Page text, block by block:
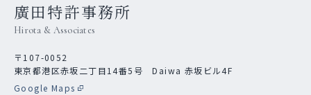
廣田特許事務所
Hirota & Associates
〒107-0052
東京都港区赤坂二丁目14番5号 Daiwa 赤坂ビル4F
Google Maps